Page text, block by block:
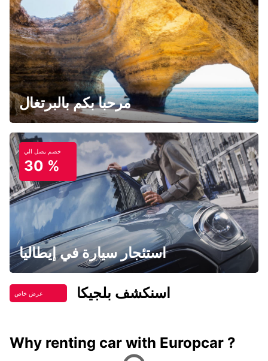
مرحبا بكم بالبرتغال
خصم يصل الي
30 %
استئجار سيارة في إيطاليا
عرض خاص اسنكشف بلجيكا
Why renting car with Europcar ?